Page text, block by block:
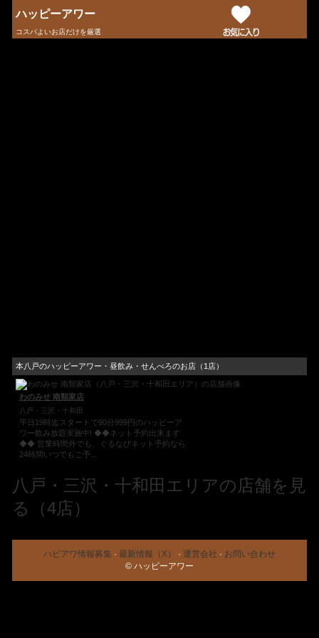
ハッピーアワー
コスパよいお店だけを厳選
本八戸のハッピーアワー・昼飲み・せんべろのお店（1店）
わのみせ 南類家店
八戸・三沢・十和田
平日19時迄スタートで90分999円のハッピーア
ワー飲み放題実施中! ◆◆ネット予約出来ます
◆◆ 営業時間外でも、ぐるなびネット予約なら
24時間いつでもご予...
八戸・三沢・十和田エリアの店舗を見
る（4店）
ハピアワ情報募集 · 最新情報（X） · 運営会社 · お問い合わせ
© ハッピーアワー